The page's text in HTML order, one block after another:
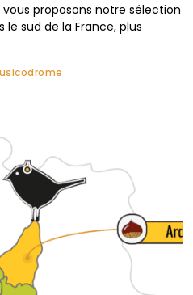
proposons notre sélection
sud de la France, plus